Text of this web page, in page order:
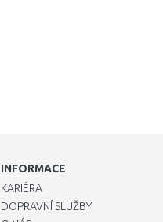
INFORMACE
KARIÉRA
DOPRAVNÍ SLUŽBY